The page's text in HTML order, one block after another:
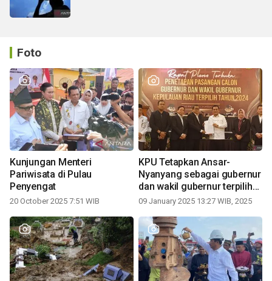
Foto
Kunjungan Menteri
Pariwisata di Pulau
Penyengat
20 October 2025 7:51 WIB
KPU Tetapkan Ansar-
Nyanyang sebagai gubernur
dan wakil gubernur terpilih
periode 2025-2030
09 January 2025 13:27 WIB, 2025